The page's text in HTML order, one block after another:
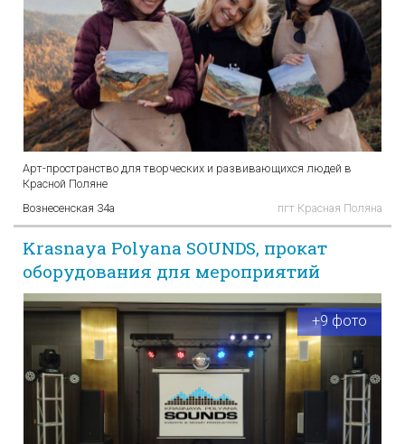
Арт-пространство для творческих и развивающихся людей в
Красной Поляне
Вознесенская 34а
пгт Красная Поляна
Krasnaya Polyana SOUNDS, прокат
оборудования для мероприятий
+9 фото